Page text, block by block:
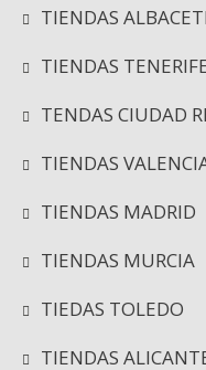
TIENDAS
TIENDAS
TENDAS CIUDAD
TIENDAS
TIENDAS MADRID
TIENDAS MURCIA
TIEDAS TOLEDO
TIENDAS